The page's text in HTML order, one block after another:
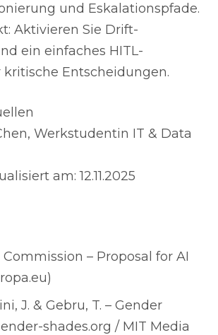
und Eskalationspfade.
Aktivieren Sie Drift-
ein einfaches HITL-
Entscheidungen.
Werkstudentin IT & Data
am: 12.11.2025
– Proposal for AI
J. & Gebru, T. – Gender
shades.org / MIT Media